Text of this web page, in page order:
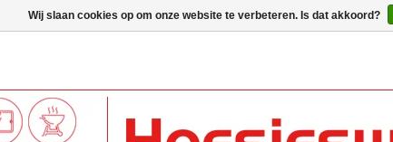
Wij slaan cookies op om onze website te verbeteren. Is dat akkoord?